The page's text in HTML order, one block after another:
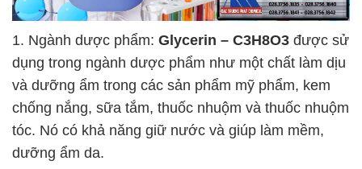
1. Ngành dược phẩm: Glycerin – C3H8O3 được sử
dụng trong ngành dược phẩm như một chất làm dịu
và dưỡng ẩm trong các sản phẩm mỹ phẩm, kem
chống nắng, sữa tắm, thuốc nhuộm và thuốc nhuộm
tóc. Nó có khả năng giữ nước và giúp làm mềm,
dưỡng ẩm da.